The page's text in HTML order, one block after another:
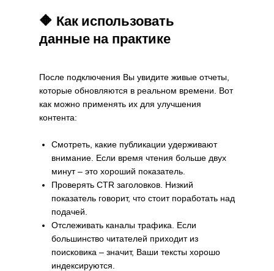
🔶 Как использовать
данные на практике
После подключения Вы увидите живые отчеты,
которые обновляются в реальном времени. Вот
как можно применять их для улучшения
контента:
Смотреть, какие публикации удерживают
внимание. Если время чтения больше двух
минут – это хороший показатель.
Проверять CTR заголовков. Низкий
показатель говорит, что стоит поработать над
подачей.
Отслеживать каналы трафика. Если
большинство читателей приходит из
поисковика – значит, Ваши тексты хорошо
индексируются.